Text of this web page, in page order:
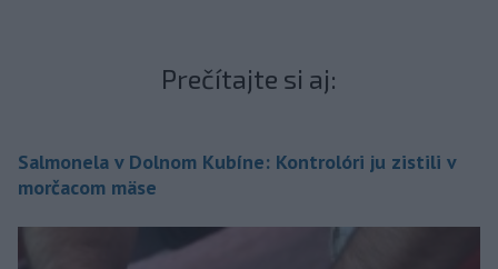
Prečítajte si aj:
Salmonela v Dolnom Kubíne: Kontrolóri ju zistili v
morčacom mäse